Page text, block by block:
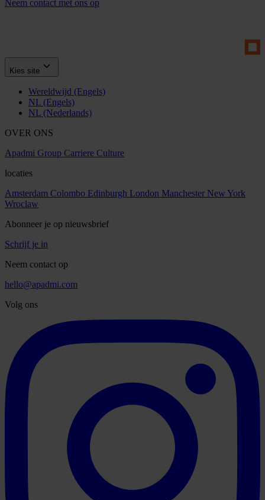
Neem contact met ons op
Kies site
Wereldwijd (Engels)
NL (Engels)
NL (Nederlands)
OVER ONS
Apadmi Group Carriere Culture
locaties
Amsterdam Colombo Edinburgh London Manchester New York
Wroclaw
Abonneer je op nieuwsbrief
Schrijf je in
Neem contact op
hello@apadmi.com
Volg ons